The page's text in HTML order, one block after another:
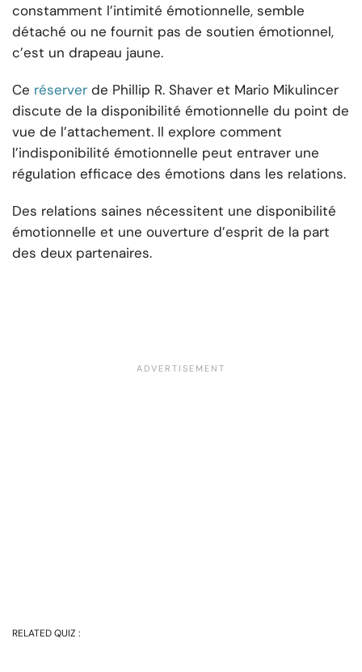
constamment l’intimité émotionnelle, semble
détaché ou ne fournit pas de soutien émotionnel,
c’est un drapeau jaune.
Ce réserver de Phillip R. Shaver et Mario Mikulincer
discute de la disponibilité émotionnelle du point de
vue de l’attachement. Il explore comment
l’indisponibilité émotionnelle peut entraver une
régulation efficace des émotions dans les relations.
Des relations saines nécessitent une disponibilité
émotionnelle et une ouverture d’esprit de la part
des deux partenaires.
RELATED QUIZ :